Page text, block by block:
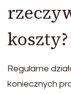
koszty?
Regularne
koniecznych